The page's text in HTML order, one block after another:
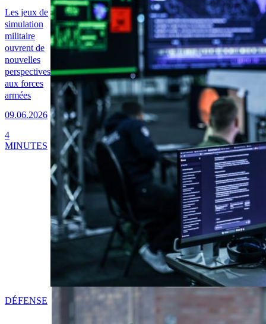
Les jeux de
simulation
militaire
ouvrent de
nouvelles
perspectives
aux forces
armées
09.06.2026
4
MINUTES
DÉFENSE